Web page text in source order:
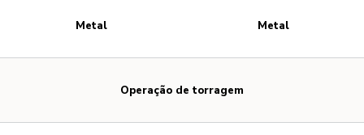
Operação de torragem
Metal Metal